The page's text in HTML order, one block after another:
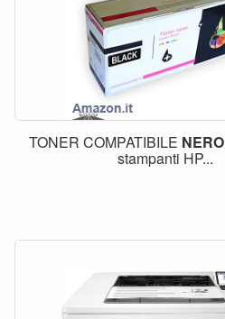
TONER COMPATIBILE NERO
stampanti HP...